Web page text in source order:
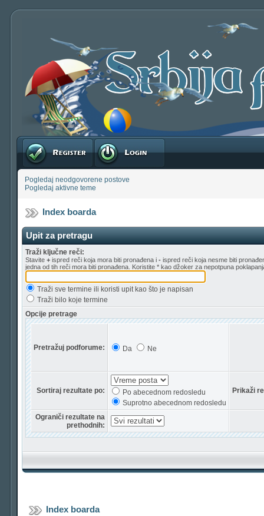
Registruj se Prijavite se
Pogledaj neodgovorene postove
Pogledaj aktivne teme
Index boarda
Upit za pretragu
Traži ključne reči:
Stavite + ispred reči koja mora biti pronađena i - ispred reči koja nesme biti
jedna od tih reči mora biti pronađena. Koristite * kao džoker za nepotpuna
Traži sve termine ili koristi upit kao što je napisan
Traži bilo koje termine
Opcije pretrage
Pretražuj podforume: Da Ne
Sortiraj rezultate po:
Po abecednom redosledu
Suprotno abecednom redosledu
Prikaži
Ograniči rezultate na
prethodnih:
Index boarda